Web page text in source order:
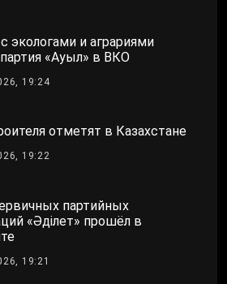
экологами и аграриями
«Ауыл» в ВКО
19:24
отметят в Казахстане
19:22
партийных
«Әділет» прошёл в
19:21